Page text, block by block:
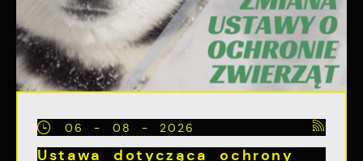
06 - 08 - 2026
Ustawa dotycząca ochrony